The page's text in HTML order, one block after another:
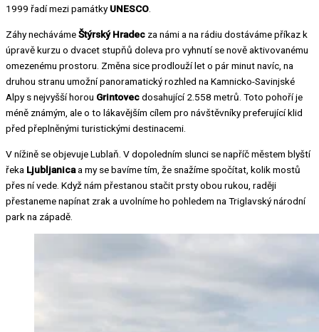
1999 řadí mezi památkyUNESCO.
Záhy nechávámeŠtýrský Hradec za námi a na rádiu dostáváme příkaz k
úpravě kurzu o dvacet stupňů doleva pro vyhnutí se nově aktivovanému
omezenému prostoru. Změna sice prodlouží let o pár minut navíc, na
druhou stranu umožní panoramatický rozhled na Kamnicko-Savinjské
Alpy s nejvyšší horou Grintovecdosahující 2.558 metrů. Toto pohoří je
méně známým, ale o to lákavějším cílem pro návštěvníky preferující klid
před přeplněnými turistickými destinacemi.
V nížině se objevuje Lublaň. V dopoledním slunci se napříč městem blyští
řeka Ljubljanicaa my se bavíme tím, že snažíme spočítat, kolik mostů
přes ní vede. Když nám přestanou stačit prsty obou rukou, raději
přestaneme napínat zrak a uvolníme ho pohledem na Triglavský národní
park na západě.